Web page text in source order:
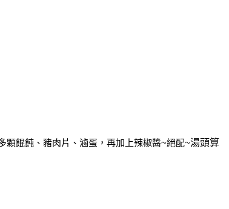
顆餛飩、豬肉片、滷蛋，再加上辣椒醬~絕配~湯頭算